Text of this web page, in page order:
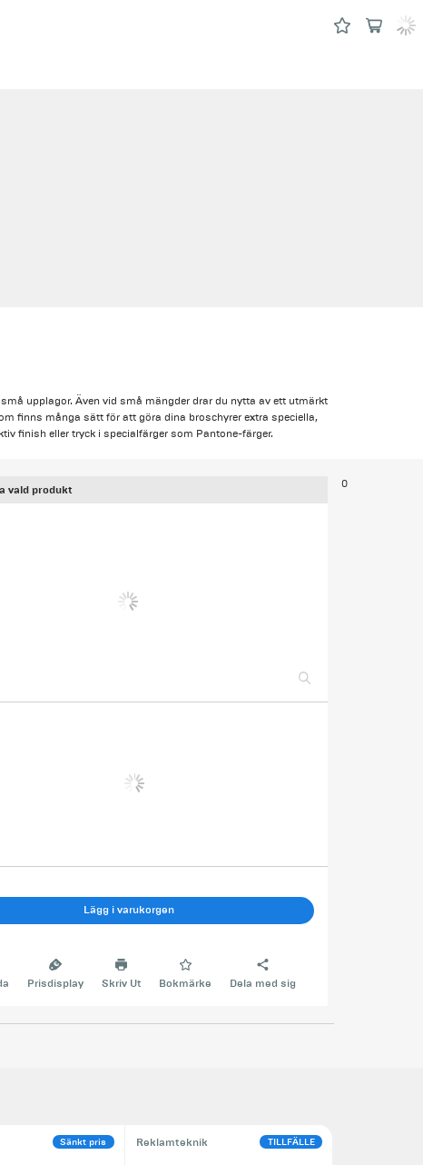
upplagor. Även vid små mängder drar du nytta av ett utmärkt
finns många sätt för att göra dina broschyrer extra speciella,
finish eller tryck i specialfärger som Pantone-färger.
vald produkt
Lägg i varukorgen
Prisdisplay Skriv Ut Bokmärke Dela med sig
0
Sänkt pris Reklamteknik TILLFÄLLE